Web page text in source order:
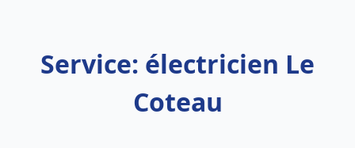
Service: électricien Le
Coteau